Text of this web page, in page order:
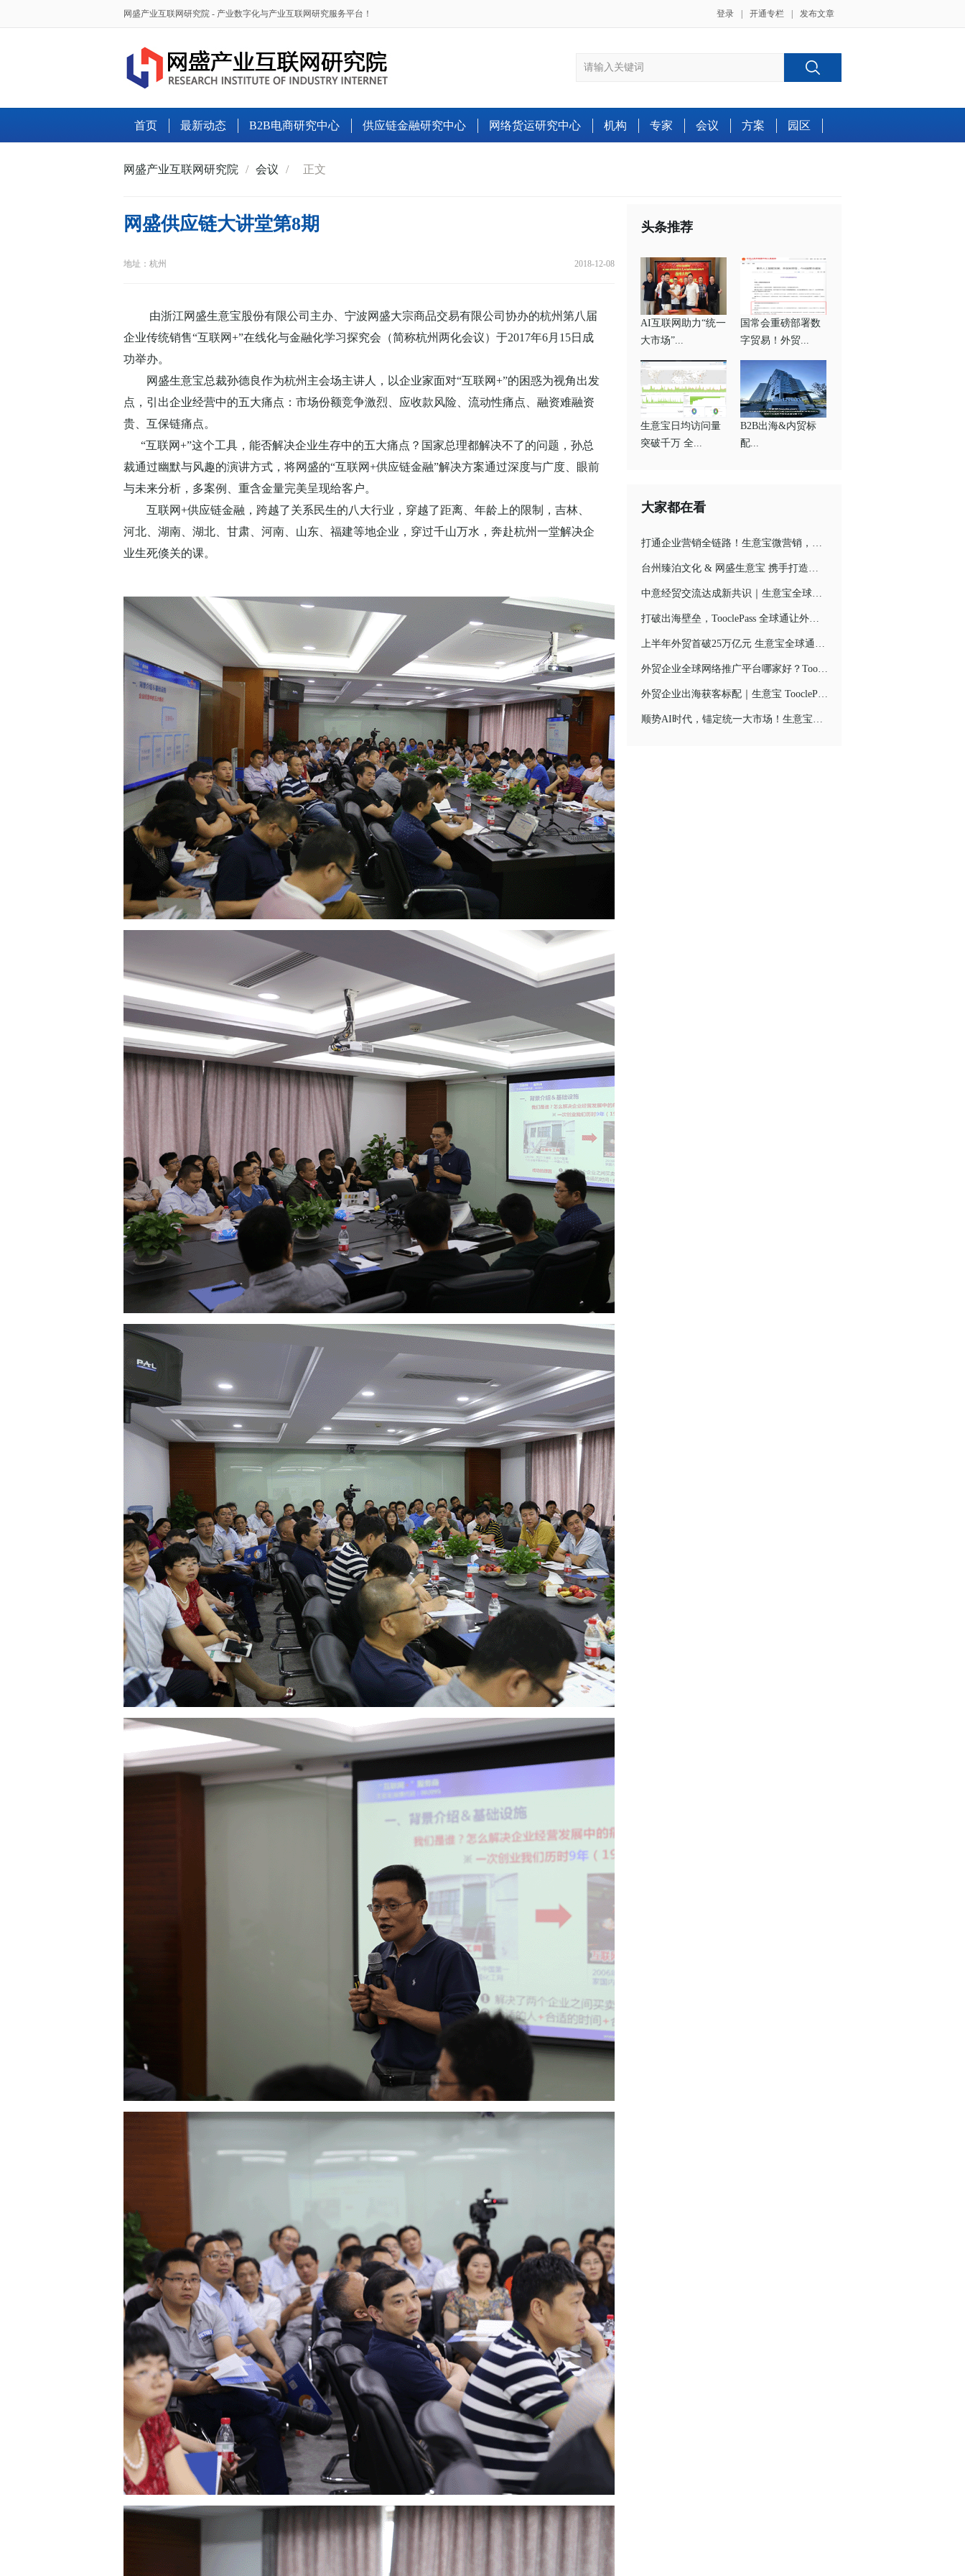
网盛产业互联网研究院 - 产业数字化与产业互联网研究服务平台！ 登录 开通专栏 发布文章
首页 最新动态 B2B电商研究中心 供应链金融研究中心 网络货运研究中心 机构 专家 会议 方案 园区
网盛产业互联网研究院 / 会议 / 正文
网盛供应链大讲堂第8期
地址：杭州 2018-12-08
由浙江网盛生意宝股份有限公司主办、宁波网盛大宗商品交易有限公司协办的杭州第八届
企业传统销售“互联网+”在线化与金融化学习探究会（简称杭州两化会议）于2017年6月15日成
功举办。
网盛生意宝总裁孙德良作为杭州主会场主讲人，以企业家面对“互联网+”的困惑为视角出发
点，引出企业经营中的五大痛点：市场份额竞争激烈、应收款风险、流动性痛点、融资难融资
贵、互保链痛点。
“互联网+”这个工具，能否解决企业生存中的五大痛点？国家总理都解决不了的问题，孙总
裁通过幽默与风趣的演讲方式，将网盛的“互联网+供应链金融”解决方案通过深度与广度、眼前
与未来分析，多案例、重含金量完美呈现给客户。
互联网+供应链金融，跨越了关系民生的八大行业，穿越了距离、年龄上的限制，吉林、
河北、湖南、湖北、甘肃、河南、山东、福建等地企业，穿过千山万水，奔赴杭州一堂解决企
业生死倏关的课。
头条推荐
AI互联网助力“统一
大市场”...
国常会重磅部署数
字贸易！外贸...
生意宝日均访问量
突破千万 全...
B2B出海&内贸标
配...
大家都在看
打通企业营销全链路！生意宝微营销，企业营销推广刚需与标配
台州臻泊文化 & 网盛生意宝 携手打造台州大市场数字化新生态
中意经贸交流达成新共识｜生意宝全球通，助力中国供应链扬帆欧洲市场
打破出海壁垒，TooclePass 全球通让外贸生意通全球！
上半年外贸首破25万亿元 生意宝全球通打造跨境贸易AI新基建
外贸企业全球网络推广平台哪家好？Toocle 生意宝 62 语种多语言旺铺全球通服务，破除语言获客壁垒
外贸企业出海获客标配｜生意宝 TooclePass 全球通，多语言旺铺打通全球统一大市场
顺势AI时代，锚定统一大市场！生意宝区域大市场项目落地，赋能企业全域营销